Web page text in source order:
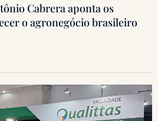
Cabrera aponta os
o agronegócio brasileiro